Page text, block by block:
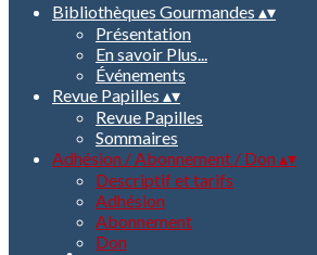
Bibliothèques Gourmandes ▴▾
Présentation
En savoir Plus...
Événements
Revue Papilles ▴▾
Revue Papilles
Sommaires
Adhésion / Abonnement / Don ▴▾
Descriptif et tarifs
Adhésion
Abonnement
Don